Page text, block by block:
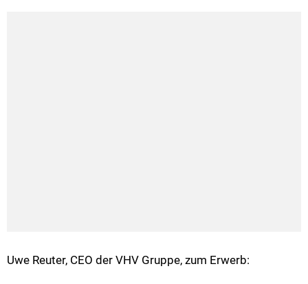
Uwe Reuter, CEO der VHV Gruppe, zum Erwerb: